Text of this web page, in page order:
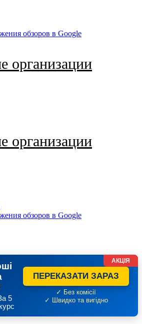
обзоров в Google
организации
организации
обзоров в Google
5
ПЕРЕКАЗАТИ ЗАРАЗ
✓ Без комісії
✓ Швидко та вигідно
АКЦІЯ